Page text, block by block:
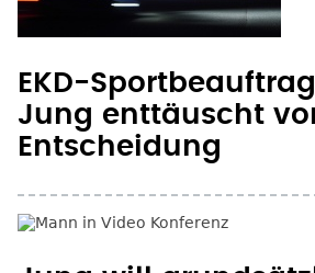
EKD-
Entscheidung
Jung will
Neuorientierung
Wirtschaft und